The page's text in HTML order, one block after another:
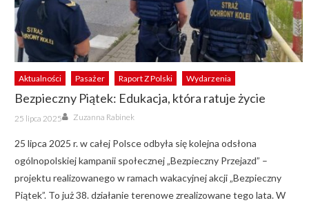
Aktualności Pasażer Raport Z Polski Wydarzenia
Bezpieczny Piątek: Edukacja, która ratuje życie
Posted
on
25 lipca 2025 Author
Zuzanna Rabinek
25 lipca 2025 r. w całej Polsce odbyła się kolejna odsłona
ogólnopolskiej kampanii społecznej „Bezpieczny Przejazd” –
projektu realizowanego w ramach wakacyjnej akcji „Bezpieczny
Piątek”. To już 38. działanie terenowe zrealizowane tego lata. W